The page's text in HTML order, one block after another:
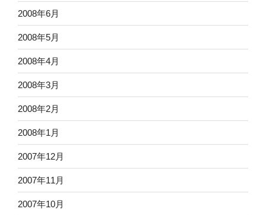
2008年6月
2008年5月
2008年4月
2008年3月
2008年2月
2008年1月
2007年12月
2007年11月
2007年10月